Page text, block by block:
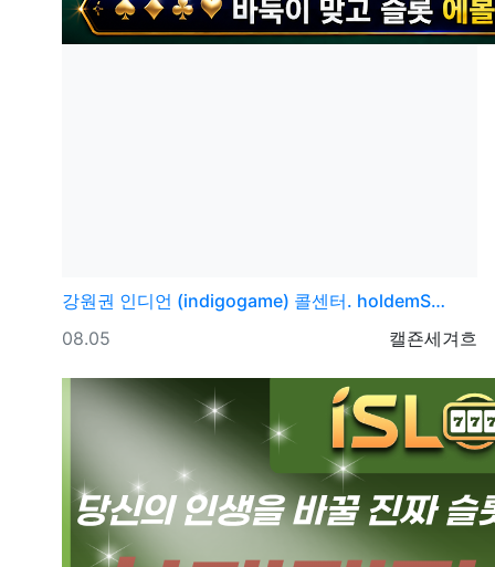
강원권 인디언 (indigogame) 콜센터. holdemS…
등록자
캘죤세겨흐
등록일
08.05